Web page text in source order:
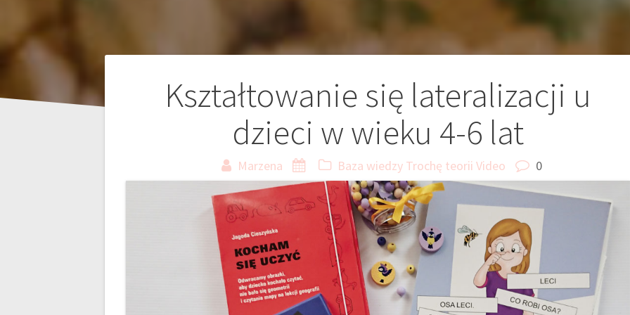
Kształtowanie się lateralizacji u
dzieci w wieku 4-6 lat
Marzena Baza wiedzy Trochę teorii Video 0
Nawigacja